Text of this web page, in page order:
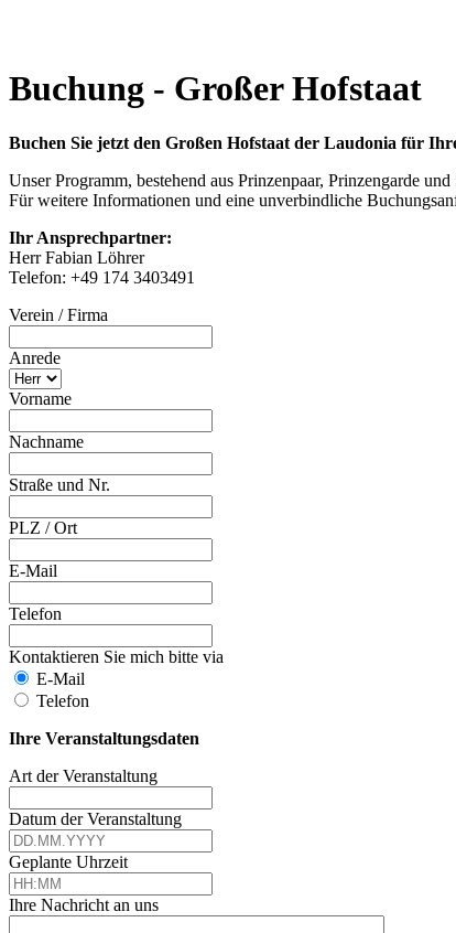
Buchung - Großer Hofstaat
Buchen Sie jetzt den Großen Hofstaat der Laudonia für
Unser Programm, bestehend aus Prinzenpaar, Prinzengarde
Für weitere Informationen und eine unverbindliche
Ihr Ansprechpartner:
Herr Fabian Löhrer
Telefon: +49 174 3403491
Verein / Firma
Anrede
Vorname
Nachname
Straße und Nr.
PLZ / Ort
E-Mail
Telefon
Kontaktieren Sie mich bitte via
E-Mail
Telefon
Ihre Veranstaltungsdaten
Art der Veranstaltung
Datum der Veranstaltung
Geplante Uhrzeit
Ihre Nachricht an uns